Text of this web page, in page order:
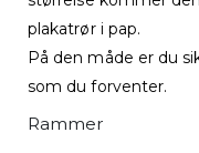
plakatrør i pap.
På den måde er du
som du forventer.
Rammer